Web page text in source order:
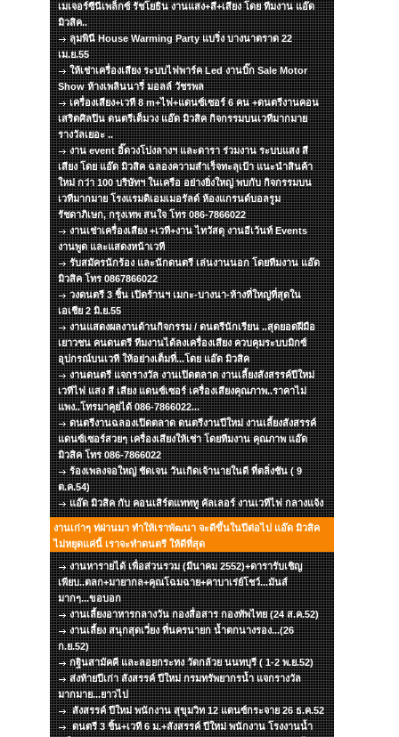
เมเจอร์ซีนีเพล็กซ์ รัชโยธิน งานแสง+สี+เสียง โดย ทีมงาน แอ๊ด
มิวสิค..
ลุมพินี House Warming Party แบริ่ง บางนาตราด 22
เม.ย.55
ให้เช่าเครื่องเสียง ระบบไฟพาร์ค Led งานบิ๊ก Sale Motor
Show ห้างเพลินนารี่ มอลล์ วัชรพล
เครื่องเสียง+เวที 8 m+ไฟ+แดนซ์เซอร์ 6 คน +ดนตรีงานคอน
เสริตศิลปิน ดนตรีเต็มวง แอ๊ด มิวสิค กิจกรรมบนเวทีมากมาย
รางวัลเยอะ ..
งาน event อิ๊ดวงโปงลางฯ และดารา ร่วมงาน ระบบแสง สี
เสียง โดย แอ๊ด มิวสิค ฉลองความสำเร็จทะลุเป้า แนะนำสินค้า
ใหม่ กว่า 100 บริษัทฯ ในเครือ อย่างยิ่งใหญ่ พบกับ กิจกรรมบน
เวทีมากมาย โรงแรมดิเอมเมอรัลด์ ห้องแกรนด์บอลรูม
รัชดาภิเษก, กรุงเทพ สนใจ โทร 086-7866022
งานเช่าเครื่องเสียง +เวที+งาน ไทวัสดุ งานอีเว้นท์ Events
งานพูด และแสดงหน้าเวที
รับสมัครนักร้อง และนักดนตรี เล่นงานนอก โดยทีมงาน แอ๊ด
มิวสิค โทร 0867866022
วงดนตรี 3 ชิ้น เปิดร้านฯ เมกะ-บางนา-ห้างที่ใหญ่ที่สุดใน
เอเชีย 2 มิ.ย.55
งานแสดงผลงานด้านกิจกรรม / ดนตรีนักเรียน ..สุดยอดฝีมือ
เยาวชน คนดนตรี ทีมงานได้ลงเครื่องเสียง ควบคุมระบบมิกซ์
อุปกรณ์บนเวที ให้อย่างเต็มที่...โดย แอ๊ด มิวสิค
งานดนตรี แจกรางวัล งานเปิดตลาด งานเลี้ยงสังสรรค์ปีใหม่
เวทีไฟ แสง สี เสียง แดนซ์เซอร์ เครื่องเสียงคุณภาพ..ราคาไม่
แพง..โทรมาคุยได้ 086-7866022...
ดนตรีงานฉลองเปิดตลาด ดนตรีงานปีใหม่ งานเลี้ยงสังสรรค์
แดนซ์เซอร์สวยๆ เครื่องเสียงให้เช่า โดยทีมงาน คุณภาพ แอ๊ด
มิวสิค โทร 086-7866022
ร้องเพลงจอใหญ่ ชัดเจน วันเกิดเจ้านายในดี ที่ตลิ่งชัน ( 9
ต.ค.54)
แอ๊ด มิวสิค กับ คอนเสิร์ตแทททู คัลเลอร์ งานเวทีไฟ กลางแจ้ง
งานเก่าๆ ท่ผ่านมา ทำให้เราพัฒนา จะดีขึ้นในปีต่อไป แอ๊ด มิวสิค
ไม่หยุดแค่นี้ เราจะทำดนตรี ให้ดีที่สุด
งานหารายได้ เพื่อส่วนรวม (มีนาคม 2552)+ดารารับเชิญ
เพียบ..ตลก+มายากล+คุณโฉมฉาย+คาบาเร่ย์โชว์...มันส์
มากๆ...ขอบอก
งานเลี้ยงอาหารกลางวัน กองสื่อสาร กองทัพไทย (24 ส.ค.52)
งานเลี้ยง สนุกสุดเวี่ยง ที่นครนายก น้ำตกนางรอง...(26
ก.ย.52)
กฐินสามัคคี และลอยกระทง วัดกล้วย นนทบุรี ( 1-2 พ.ย.52)
ส่งท้ายปีเก่า สังสรรค์ ปีใหม่ กรมทรัพยากรน้ำ แจกรางวัล
มากมาย...ยาวไป
สังสรรค์ ปีใหม่ พนักงาน สุขุมวิท 12 แดนซ์กระจาย 26 ธ.ค.52
ดนตรี 3 ชิ้น+เวที 6 ม.+สังสรรค์ ปีใหม่ พนักงาน โรงงานน้ำ